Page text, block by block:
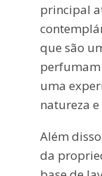
principal
que são
perfumam
uma
natureza
Além
da